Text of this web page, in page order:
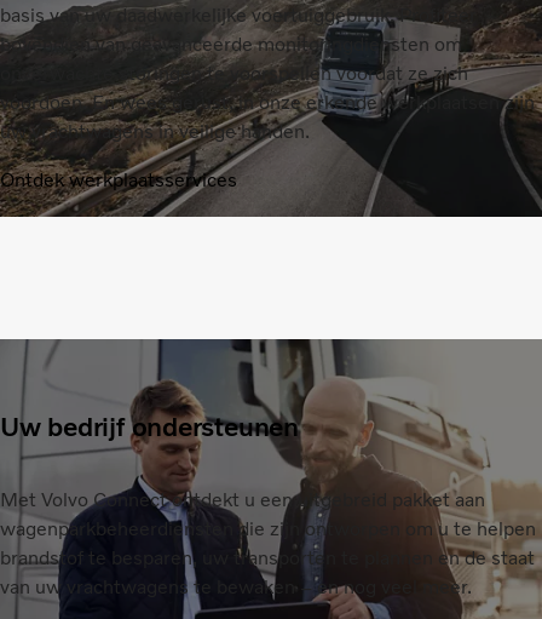
basis van uw daadwerkelijke voertuiggebruik. Profiteer
bovendien van geavanceerde monitoringdiensten om
onverwachte storingen te voorspellen voordat ze zich
voordoen. En wees gerust, in onze erkende werkplaatsen zijn
uw vrachtwagens in veilige handen.
Ontdek werkplaatsservices
Uw bedrijf ondersteunen
Met Volvo Connect ontdekt u een uitgebreid pakket aan
wagenparkbeheerdiensten die zijn ontworpen om u te helpen
brandstof te besparen, uw transporten te plannen en de staat
van uw vrachtwagens te bewaken – en nog veel meer.